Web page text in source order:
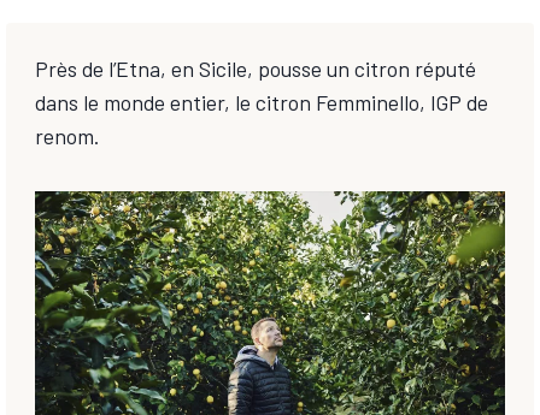
Près de l’Etna, en Sicile, pousse un citron réputé
dans le monde entier, le citron Femminello, IGP de
renom.